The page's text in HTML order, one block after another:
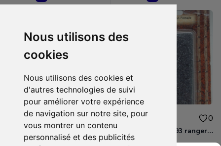
Nous utilisons des
cookies
Nous utilisons des cookies et
d'autres technologies de suivi
pour améliorer votre expérience
de navigation sur notre site, pour
vous montrer un contenu
personnalisé et des publicités
15.00€ 0
D&D - 88286 paladin human male Miniature - Donjons Dragons
12.00€ 0
D&D - WOC 40093 ranger human female Miniature - Donjons Dragons